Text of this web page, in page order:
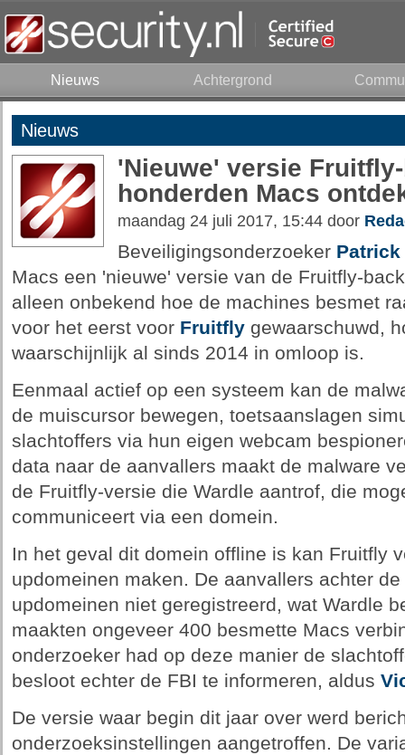
Nieuws Achtergrond
Nieuws
'Nieuwe' versie
honderden Macs
maandag 24 juli 2017, 15:44 door
Beveiligingsonderzoeker Patrick
Macs een 'nieuwe' versie van de Fruitfly-
alleen onbekend hoe de machines besmet
voor het eerst voor Fruitflygewaarschuwd,
waarschijnlijk al sinds 2014 in omloop is.
Eenmaal actief op een systeem kan de
de muiscursor bewegen, toetsaanslagen
slachtoffers via hun eigen webcam
data naar de aanvallers maakt de malware
de Fruitfly-versie die Wardle aantrof, die
communiceert via een domein.
In het geval dit domein offline is kan Fruitfly
updomeinen maken. De aanvallers achter
updomeinen niet geregistreerd, wat Wardle
maakten ongeveer 400 besmette Macs
onderzoeker had op deze manier de
besloot echter de FBI te informeren, aldus
De versie waar begin dit jaar over werd
onderzoeksinstellingen aangetroffen. De